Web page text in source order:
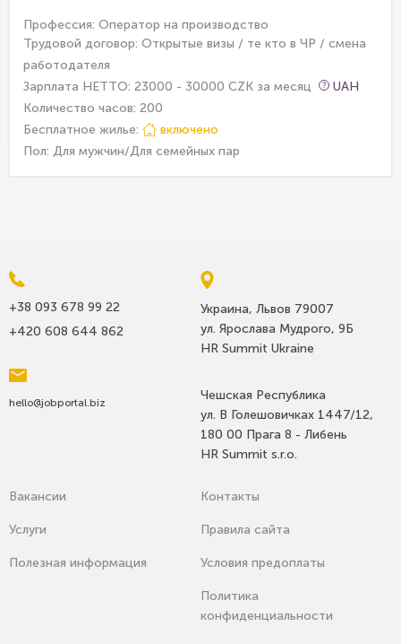
Профессия: Оператор на производство
Трудовой договор: Открытые визы / те кто в ЧР / смена
работодателя
Зарплата НЕТТО: 23000 - 30000 CZK за месяц
UAH
Количество часов: 200
Бесплатное жилье:
включено
Пол: Для мужчин/Для семейных пар
Украина, Львов 79007
ул. Ярослава Мудрого, 9Б
HR Summit Ukraine
Чешская Республика
ул. В Голешовичках 1447/12,
180 00 Прага 8 - Либень
HR Summit s.r.o.
+38 093 678 99 22
+420 608 644 862
hello@jobportal.biz
Вакансии
Услуги
Полезная информация
Контакты
Правила сайта
Условия предоплаты
Политика
конфиденциальности